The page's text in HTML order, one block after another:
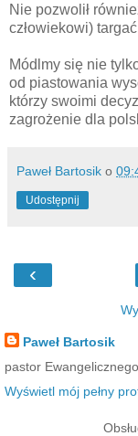
Nie pozwolił
człowiekowi)
Módlmy się nie
od piastowania
którzy swoimi
zagrożenie dla
Paweł Bartosik o
Udostępnij
‹
Paweł Bartosik
pastor
Wyświetl mój pełny